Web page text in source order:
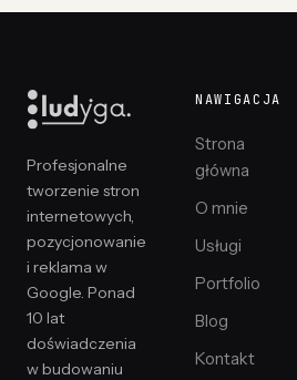
Profesjonalne
tworzenie stron
internetowych,
pozycjonowanie
i reklama w
Google. Ponad
10 lat
doświadczenia
w budowaniu
NAWIGACJA
Strona
główna
O mnie
Usługi
Portfolio
Blog
Kontakt